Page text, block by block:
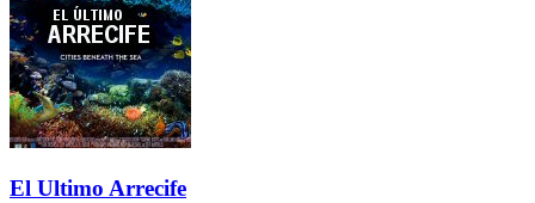
El Ultimo Arrecife